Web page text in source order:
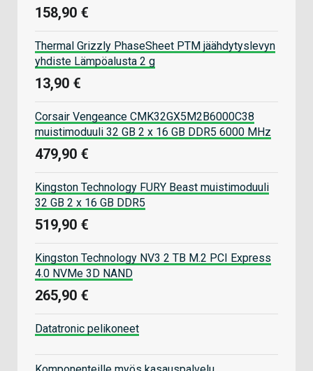
158,90 €
Thermal Grizzly PhaseSheet PTM jäähdytyslevyn
yhdiste Lämpöalusta 2 g
13,90 €
Corsair Vengeance CMK32GX5M2B6000C38
muistimoduuli 32 GB 2 x 16 GB DDR5 6000 MHz
479,90 €
Kingston Technology FURY Beast muistimoduuli
32 GB 2 x 16 GB DDR5
519,90 €
Kingston Technology NV3 2 TB M.2 PCI Express
4.0 NVMe 3D NAND
265,90 €
Datatronic pelikoneet